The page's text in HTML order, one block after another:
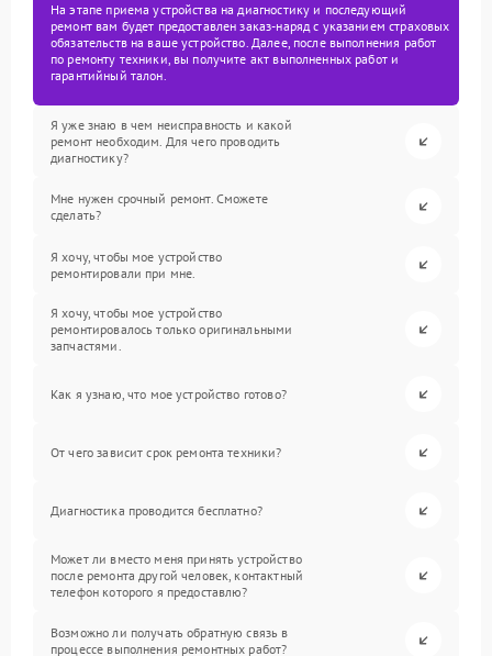
На этапе приема устройства на диагностику и последующий
ремонт вам будет предоставлен заказ-наряд с указанием страховых
обязательств на ваше устройство. Далее, после выполнения работ
по ремонту техники, вы получите акт выполненных работ и
гарантийный талон.
Я уже знаю в чем неисправность и какой
ремонт необходим. Для чего проводить
диагностику?
Мне нужен срочный ремонт. Сможете
сделать?
Я хочу, чтобы мое устройство
ремонтировали при мне.
Я хочу, чтобы мое устройство
ремонтировалось только оригинальными
запчастями.
Как я узнаю, что мое устройство готово?
От чего зависит срок ремонта техники?
Диагностика проводится бесплатно?
Может ли вместо меня принять устройство
после ремонта другой человек, контактный
телефон которого я предоставлю?
Возможно ли получать обратную связь в
процессе выполнения ремонтных работ?